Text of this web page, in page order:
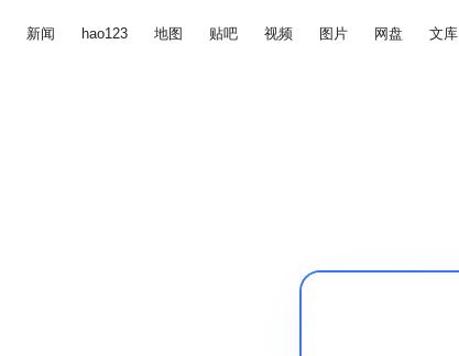
新闻 hao123 地图 贴吧 视频 图片 网盘 文库